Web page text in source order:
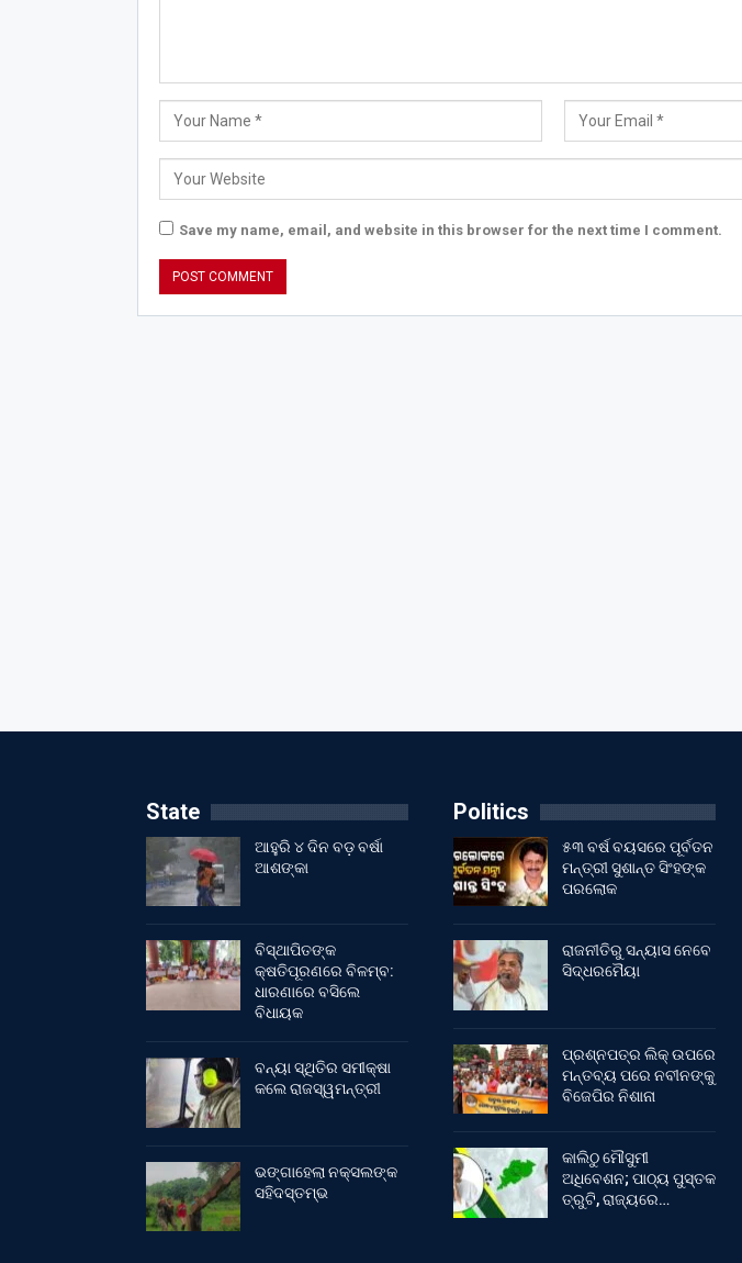
Save my name, email, and website in this browser for the next time I comment.
State
ଆହୁରି ୪ ଦିନ ବଡ଼ ବର୍ଷା
ଆଶଙ୍କା
ବିସ୍ଥାପିତଙ୍କ
କ୍ଷତିପୂରଣରେ ବିଳମ୍ବ:
ଧାରଣାରେ ବସିଲେ
ବିଧାୟକ
ବନ୍ୟା ସ୍ଥିତିର ସମୀକ୍ଷା
କଲେ ରାଜସ୍ୱମନ୍ତ୍ରୀ
ଭଙ୍ଗାହେଲା ନକ୍ସଲଙ୍କ
ସହିଦସ୍ତମ୍ଭ
Politics
୫୩ ବର୍ଷ ବୟସରେ ପୂର୍ବତନ
ମନ୍ତ୍ରୀ ସୁଶାନ୍ତ ସିଂହଙ୍କ
ପରଲୋକ
ରାଜନୀତିରୁ ସନ୍ୟାସ ନେବେ
ସିଦ୍ଧରମୈୟା
ପ୍ରଶ୍ନପତ୍ର ଲିକ୍ ଉପରେ
ମନ୍ତବ୍ୟ ପରେ ନବୀନଙ୍କୁ
ବିଜେପିର ନିଶାନା
କାଲିଠୁ ମୌସୁମୀ
ଅଧିବେଶନ; ପାଠ୍ୟ ପୁସ୍ତକ
ତ୍ରୁଟି, ରାଜ୍ୟରେ…